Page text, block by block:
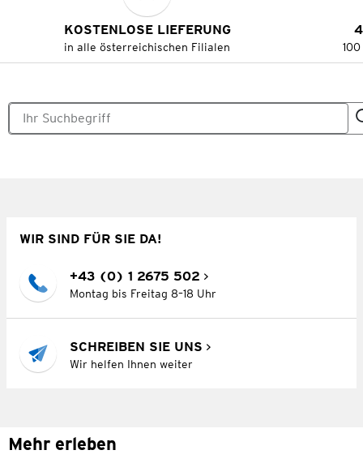
KOSTENLOSE LIEFERUNG
in alle österreichischen Filialen
WIR SIND FÜR SIE DA!
+43 (0) 1 2675 502
Montag bis Freitag 8–18 Uhr
SCHREIBEN SIE UNS
Wir helfen Ihnen weiter
Mehr erleben